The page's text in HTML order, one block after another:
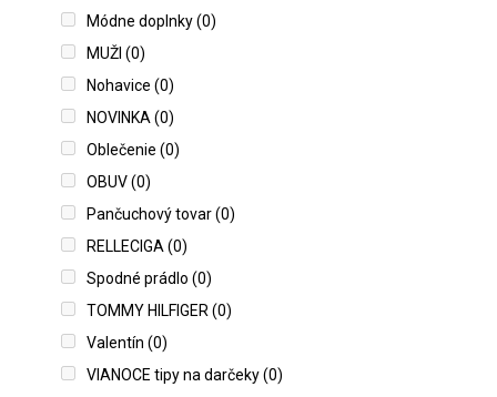
Módne doplnky(0)
MUŽI (0)
Nohavice (0)
NOVINKA(0)
Oblečenie (0)
OBUV(0)
Pančuchový tovar(0)
RELLECIGA(0)
Spodné prádlo (0)
TOMMY HILFIGER(0)
Valentín (0)
VIANOCE tipy na darčeky(0)